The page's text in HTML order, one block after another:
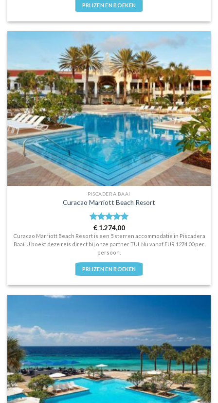
PRIJZEN EN BOEKEN
PISCADERA BAAI
Curacao Marriott Beach Resort
Waardering
5uit 5
€1.274,00
Curacao Marriott Beach Resort is een 5 sterren accommodatie in Piscadera
Baai. U boekt deze reis direct bij onze partner TUI. Nu vanaf EUR 1274.00 per
persoon.
PRIJZEN EN BOEKEN